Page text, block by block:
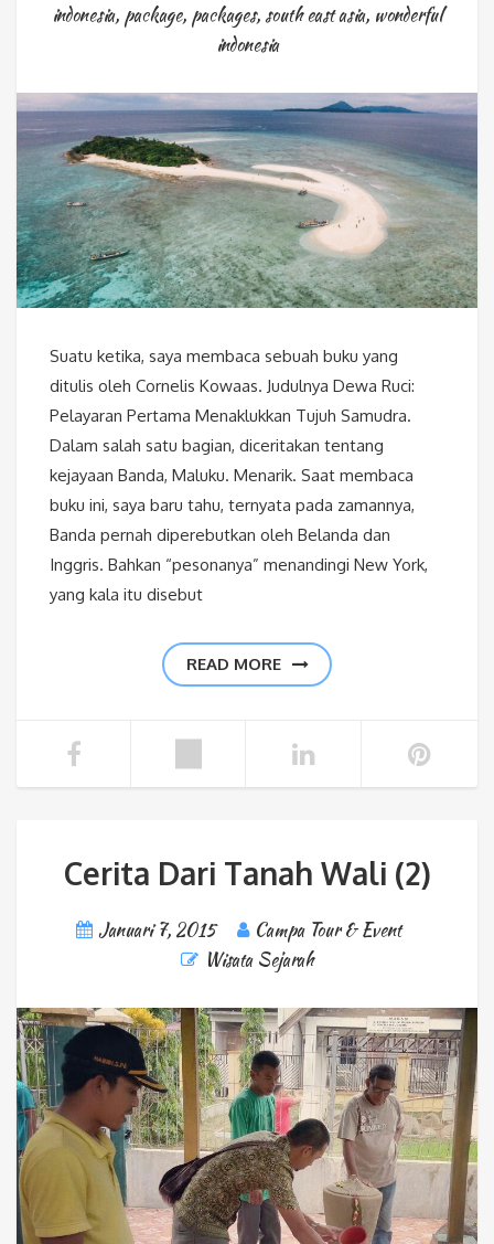
indonesia, package, packages, south east asia, wonderful
indonesia
Suatu ketika, saya membaca sebuah buku yang
ditulis oleh Cornelis Kowaas. Judulnya Dewa Ruci:
Pelayaran Pertama Menaklukkan Tujuh Samudra.
Dalam salah satu bagian, diceritakan tentang
kejayaan Banda, Maluku. Menarik. Saat membaca
buku ini, saya baru tahu, ternyata pada zamannya,
Banda pernah diperebutkan oleh Belanda dan
Inggris. Bahkan “pesonanya” menandingi New York,
yang kala itu disebut
READ MORE
Cerita Dari Tanah Wali (2)
Januari 7, 2015
Campa Tour & Event
Wisata Sejarah